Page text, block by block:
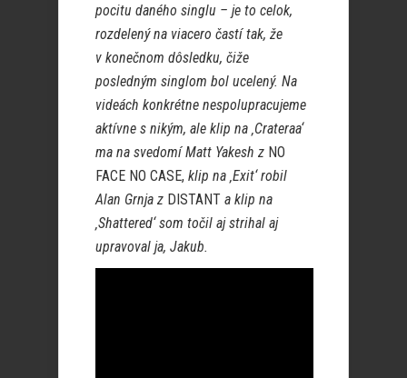
pocitu daného singlu – je to celok,
rozdelený na viacero častí tak, že
v konečnom dôsledku, čiže
posledným singlom bol ucelený. Na
videách konkrétne nespolupracujeme
aktívne s nikým, ale klip na ‚Crateraa‘
ma na svedomí Matt Yakesh z NO
FACE NO CASE, klip na ‚Exit‘ robil
Alan Grnja z DISTANT a klip na
‚Shattered‘ som točil aj strihal aj
upravoval ja, Jakub.